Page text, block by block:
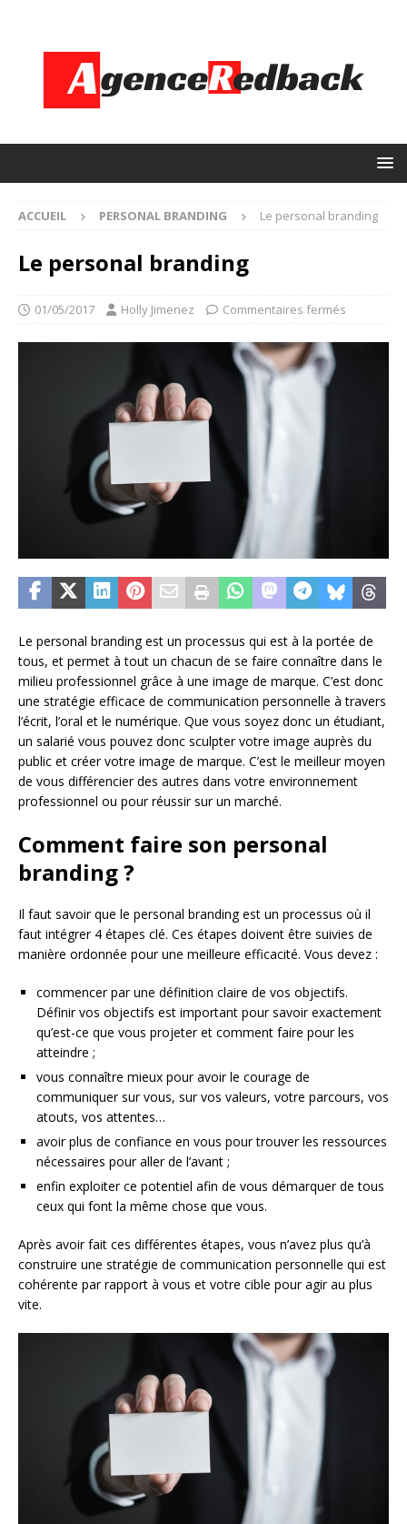
ACCUEIL PERSONAL BRANDING Le personal branding
Le personal branding
01/05/2017 Holly Jimenez Commentaires fermés
Le personal branding est un processus qui est à la portée de
tous, et permet à tout un chacun de se faire connaître dans le
milieu professionnel grâce à une image de marque. C’est donc
une stratégie efficace de communication personnelle à travers
l’écrit, l’oral et le numérique. Que vous soyez donc un étudiant,
un salarié vous pouvez donc sculpter votre image auprès du
public et créer votre image de marque. C’est le meilleur moyen
de vous différencier des autres dans votre environnement
professionnel ou pour réussir sur un marché.
Comment faire son personal
branding ?
Il faut savoir que le personal branding est un processus où il
faut intégrer 4 étapes clé. Ces étapes doivent être suivies de
manière ordonnée pour une meilleure efficacité. Vous devez :
commencer par une définition claire de vos objectifs.
Définir vos objectifs est important pour savoir exactement
qu’est-ce que vous projeter et comment faire pour les
atteindre ;
vous connaître mieux pour avoir le courage de
communiquer sur vous, sur vos valeurs, votre parcours, vos
atouts, vos attentes…
avoir plus de confiance en vous pour trouver les ressources
nécessaires pour aller de l’avant ;
enfin exploiter ce potentiel afin de vous démarquer de tous
ceux qui font la même chose que vous.
Après avoir fait ces différentes étapes, vous n’avez plus qu’à
construire une stratégie de communication personnelle qui est
cohérente par rapport à vous et votre cible pour agir au plus
vite.